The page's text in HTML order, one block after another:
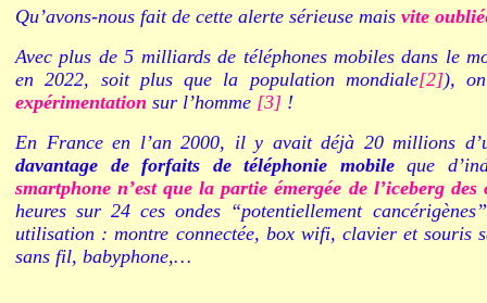
Qu’avons-nous fait de cette alerte sérieuse mais vite
Avec plus de 5 milliards de téléphones mobiles dans le
en 2022, soit plus que la population mondiale[2]),
expérimentation sur l’homme [3] !
En France en l’an 2000, il y avait déjà 20 millions
davantage de forfaits de téléphonie mobileque
smartphone n’est que la partie émergée de l’iceberg des
heures sur 24 ces ondes “potentiellement cancérigènes”
utilisation : montre connectée, box wifi, clavier et souris
sans fil, babyphone,…